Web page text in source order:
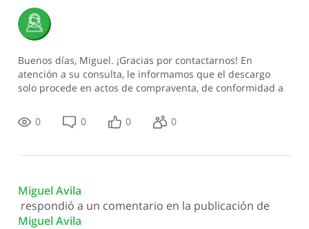
Buenos días, Miguel. ¡Gracias por contactarnos! En
atención a su consulta, le informamos que el descargo
solo procede en actos de compraventa, de conformidad a
respectivamente. En ese sentido, s
0 0 0 0
Miguel Avila
respondió a un comentario en la publicación de
Miguel Avila